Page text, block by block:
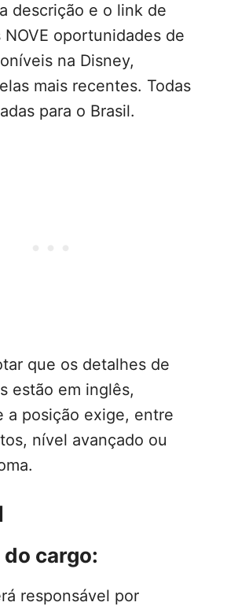
descrição e o link de
NOVE oportunidades de
na Disney,
mais recentes. Todas
para o Brasil.
que os detalhes de
estão em inglês,
a posição exige, entre
nível avançado ou
cargo:
responsável por